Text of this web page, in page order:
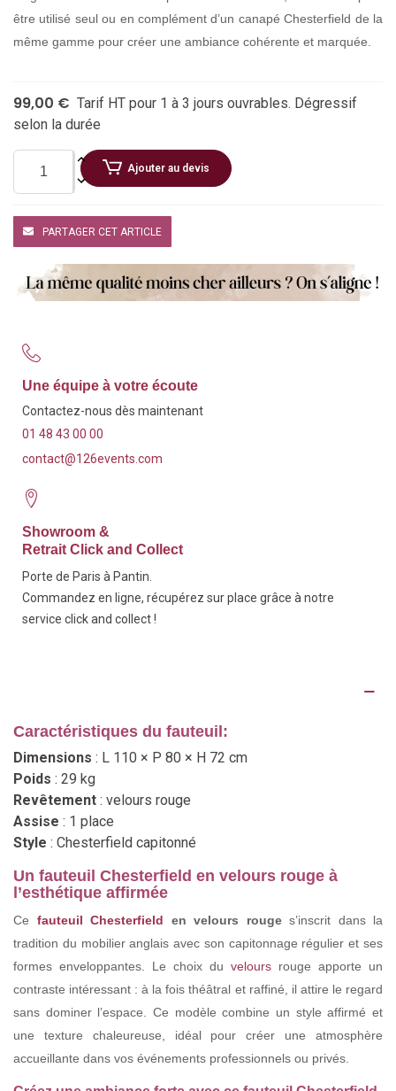
être utilisé seul ou en complément d’un canapé Chesterfield de la
même gamme pour créer une ambiance cohérente et marquée.
99,00 € Tarif HT pour 1 à 3 jours ouvrables. Dégressif
selon la durée
Ajouter au devis
PARTAGER CET ARTICLE
Une équipe à votre écoute
Contactez-nous dès maintenant
01 48 43 00 00
contact@126events.com
Showroom &
Retrait Click and Collect
Porte de Paris à Pantin.
Commandez en ligne, récupérez sur place grâce à notre
service click and collect !
Caractéristiques du fauteuil:
Dimensions : L 110 × P 80 × H 72 cm
Poids : 29 kg
Revêtement : velours rouge
Assise : 1 place
Style : Chesterfield capitonné
Un fauteuil Chesterfield en velours rouge à
l’esthétique affirmée
Ce fauteuil Chesterfield en velours rouges’inscrit dans la
tradition du mobilier anglais avec son capitonnage régulier et ses
formes enveloppantes. Le choix du velours rouge apporte un
contraste intéressant : à la fois théâtral et raffiné, il attire le regard
sans dominer l’espace. Ce modèle combine un style affirmé et
une texture chaleureuse, idéal pour créer une atmosphère
accueillante dans vos événements professionnels ou privés.